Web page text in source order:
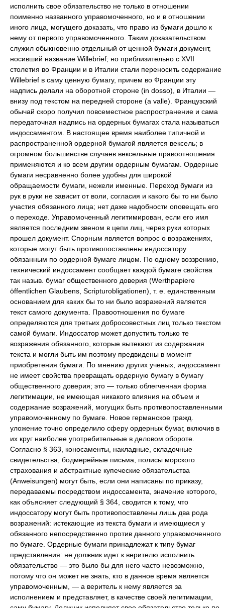
исполнить свое обязательство не только в отношении
поименно названного управомоченного, но и в отношении
иного лица, могущего доказать, что право из бумаги дошло к
нему от первого управомоченного. Таким доказательством
служил обыкновенно отдельный от ценной бумаги документ,
носивший название Willebrief; но приблизительно с XVII
столетия во Франции и в Италии стали переносить содержание
Willebrief в саму ценную бумагу, причем во Франции эту
надпись делали на оборотной стороне (in dosso), в Италии —
внизу под текстом на передней стороне (a valle). Французский
обычай скоро получил повсеместное распространение и сама
передаточная надпись на ордерных бумагах стала называться
индоссаментом. В настоящее время наиболее типичной и
распространенной ордерной бумагой является вексель; в
огромном большинстве случаев вексельные правоотношения
применяются и ко всем другим ордерным бумагам. Ордерные
бумаги несравненно более удобны для широкой
обращаемости бумаги, нежели именные. Переход бумаги из
рук в руки не зависит от воли, согласия и какого бы то ни было
участия обязанного лица; нет даже надобности оповещать его
о переходе. Управомоченный легитимирован, если его имя
является последним звеном в цепи лиц, через руки которых
прошел документ. Спорным является вопрос о возражениях,
которые могут быть противопоставлены индоссатору
обязанным по ордерной бумаге лицом. По одному воззрению,
технический индоссамент сообщает каждой бумаге свойства
так назыв. бумаг общественного доверия (Werthpapiere
öffentlichen Glaubens, Scripturobligationen), т. е. единственным
основанием для каких бы то ни было возражений является
текст самого документа. Правоотношения по бумаге
определяются для третьих добросовестных лиц только текстом
самой бумаги. Индоссатор может допустить только те
возражения обязанного, которые вытекают из содержания
текста и могли быть им поэтому предвидены в момент
приобретения бумаги. По мнению других ученых, индоссамент
не имеет свойства превращать ордерную бумагу в бумагу
общественного доверия; это — только облегченная форма
легитимации, не имеющая никакого влияния на объем и
содержание возражений, могущих быть противопоставленными
управомоченному по бумаге. Новое германское гражд.
уложение точно определило сферу ордерных бумаг, включив в
их круг наиболее употребительные в деловом обороте.
Согласно § 363, коносаменты, накладные, складочные
свидетельства, бодмерейные письма, полисы морского
страхования и абстрактные купеческие обязательства
(Anweisungen) могут быть, если они написаны по приказу,
передаваемы посредством индоссамента, значение которого,
как объясняет следующий § 364, сводится к тому, что
индоссатору могут быть противопоставлены лишь два рода
возражений: истекающие из текста бумаги и имеющиеся у
обязанного непосредственно против данного управомоченного
по бумаге. Ордерные бумаги принадлежат к типу бумаг
представления: не должник идет к верителю исполнить
обязательство — это было бы для него часто невозможно,
потому что он может не знать, кто в данное время является
управомоченным, — а веритель к нему является за
исполнением и представляет, в качестве своей легитимации,